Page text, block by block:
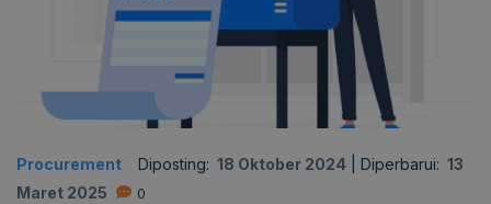
Procurement Diposting: 18 Oktober 2024 Diperbarui: 13
Maret 2025
0